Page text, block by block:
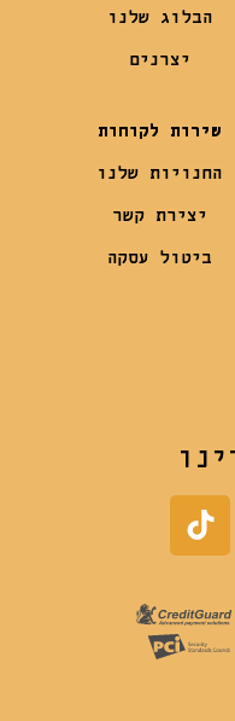
הבלוג שלנו
יצרנים
שירות לקוחות
החנויות שלנו
יצירת קשר
ביטול עסקה